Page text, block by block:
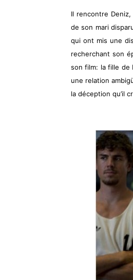
Il rencontre
de son mari
qui ont mis une
recherchant son
son film: la fille de
une relation
la déception qu’il